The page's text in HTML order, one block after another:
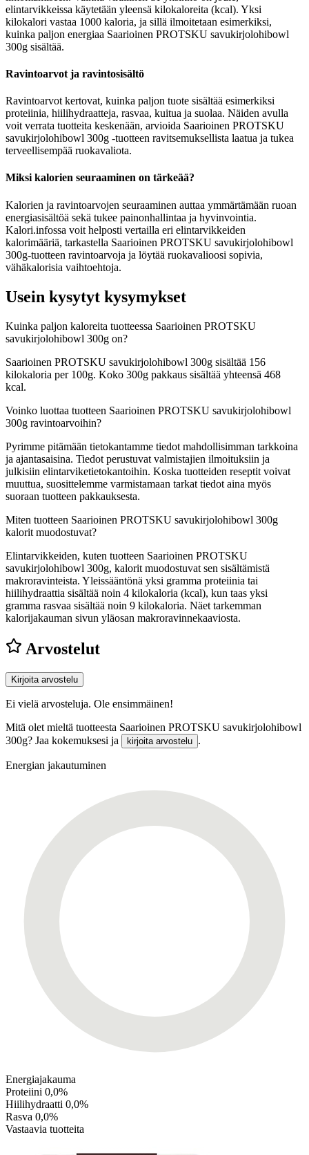
elintarvikkeissa käytetään yleensä kilokaloreita (kcal). Yksi
kilokalori vastaa 1000 kaloria, ja sillä ilmoitetaan esimerkiksi,
kuinka paljon energiaa Saarioinen PROTSKU savukirjolohibowl
300g sisältää.
Ravintoarvot ja ravintosisältö
Ravintoarvot kertovat, kuinka paljon tuote sisältää esimerkiksi
proteiinia, hiilihydraatteja, rasvaa, kuitua ja suolaa. Näiden avulla
voit verrata tuotteita keskenään, arvioida Saarioinen PROTSKU
savukirjolohibowl 300g -tuotteen ravitsemuksellista laatua ja tukea
terveellisempää ruokavaliota.
Miksi kalorien seuraaminen on tärkeää?
Kalorien ja ravintoarvojen seuraaminen auttaa ymmärtämään ruoan
energiasisältöä sekä tukee painonhallintaa ja hyvinvointia.
Kalori.infossa voit helposti vertailla eri elintarvikkeiden
kalorimääriä, tarkastella Saarioinen PROTSKU savukirjolohibowl
300g-tuotteen ravintoarvoja ja löytää ruokavalioosi sopivia,
vähäkalorisia vaihtoehtoja.
Usein kysytyt kysymykset
Kuinka paljon kaloreita tuotteessa Saarioinen PROTSKU
savukirjolohibowl 300g on?
Saarioinen PROTSKU savukirjolohibowl 300g sisältää 156
kilokaloria per 100g. Koko 300g pakkaus sisältää yhteensä 468
kcal.
Voinko luottaa tuotteen Saarioinen PROTSKU savukirjolohibowl
300g ravintoarvoihin?
Pyrimme pitämään tietokantamme tiedot mahdollisimman tarkkoina
ja ajantasaisina. Tiedot perustuvat valmistajien ilmoituksiin ja
julkisiin elintarviketietokantoihin. Koska tuotteiden reseptit voivat
muuttua, suosittelemme varmistamaan tarkat tiedot aina myös
suoraan tuotteen pakkauksesta.
Miten tuotteen Saarioinen PROTSKU savukirjolohibowl 300g
kalorit muodostuvat?
Elintarvikkeiden, kuten tuotteen Saarioinen PROTSKU
savukirjolohibowl 300g, kalorit muodostuvat sen sisältämistä
makroravinteista. Yleissääntönä yksi gramma proteiinia tai
hiilihydraattia sisältää noin 4 kilokaloria (kcal), kun taas yksi
gramma rasvaa sisältää noin 9 kilokaloria. Näet tarkemman
kalorijakauman sivun yläosan makroravinnekaaviosta.
Arvostelut
Kirjoita arvostelu
Ei vielä arvosteluja. Ole ensimmäinen!
Mitä olet mieltä tuotteesta Saarioinen PROTSKU savukirjolohibowl
300g? Jaa kokemuksesi ja
kirjoita arvostelu .
Energian jakautuminen
Energiajakauma
Proteiini 0,0%
Hiilihydraatti 0,0%
Rasva 0,0%
Vastaavia tuotteita